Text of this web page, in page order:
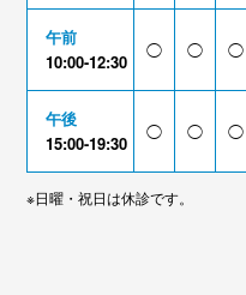
午前
10:00-12:30
◯ ◯ ◯
午後
15:00-19:30
◯ ◯ ◯
※日曜・祝日は休診です。